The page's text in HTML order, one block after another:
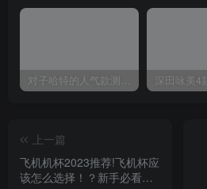
对子哈特的人气款测评，推荐！
上一篇
飞机机杯2023推荐!飞机杯应
该怎么选择！？新手必看避